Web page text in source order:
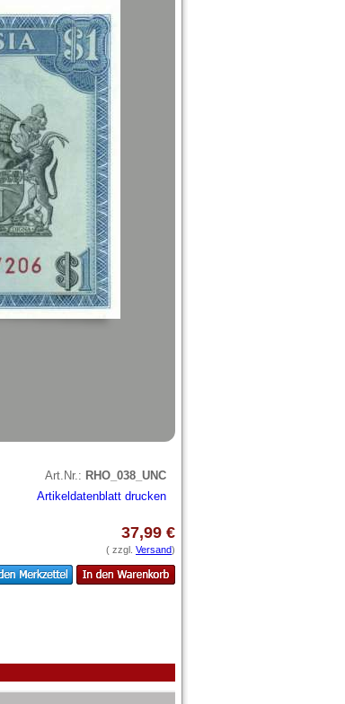
Art.Nr.: RHO_038_UNC
Artikeldatenblatt drucken
37,99 €
( zzgl. Versand)